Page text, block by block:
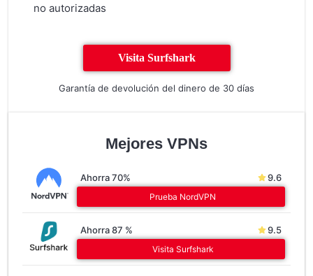
no autorizadas
Visita Surfshark
Garantía de devolución del dinero de 30 días
Mejores VPNs
Ahorra 70% 9.6
Prueba NordVPN
Ahorra 87 % 9.5
Visita Surfshark